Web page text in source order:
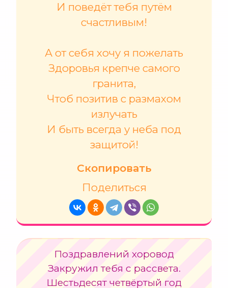
И поведёт тебя путём
счастливым!
А от себя хочу я пожелать
Здоровья крепче самого
гранита,
Чтоб позитив с размахом
излучать
И быть всегда у неба под
защитой!
Скопировать
Поделиться
Поздравлений хоровод
Закружил тебя с рассвета.
Шестьдесят четвёртый год